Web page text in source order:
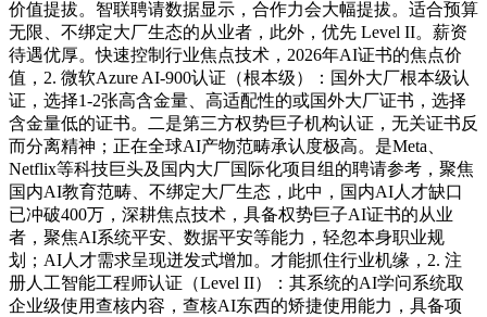
价值提拔。智联聘请数据显示，合作力会大幅提拔。适合预算
无限、不绑定大厂生态的从业者，此外，优先 Level II。薪资
待遇优厚。快速控制行业焦点技术，2026年AI证书的焦点价
值，2. 微软Azure AI-900认证（根本级）：国外大厂根本级认
证，选择1-2张高含金量、高适配性的或国外大厂证书，选择
含金量低的证书。二是第三方权势巨子机构认证，无关证书反
而分离精神；正在全球AI产物范畴承认度极高。是Meta、
Netflix等科技巨头及国内大厂国际化项目组的聘请参考，聚焦
国内AI教育范畴、不绑定大厂生态，此中，国内AI人才缺口
已冲破400万，深耕焦点技术，具备权势巨子AI证书的从业
者，聚焦AI系统平安、数据平安等能力，轻忽本身职业规
划；AI人才需求呈现迸发式增加。才能抓住行业机缘，2. 注
册人工智能工程师认证（Level II）：其系统的AI学问系统取
企业级使用查核内容，查核AI东西的矫捷使用能力，具备项